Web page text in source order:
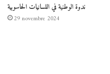
ندوة الوطنية في اللسانيات الحاسوبية
29 novembre 2024